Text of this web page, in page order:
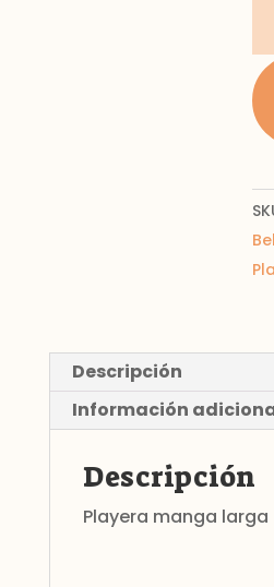
Descripción
Información
Descripción
Playera manga larga